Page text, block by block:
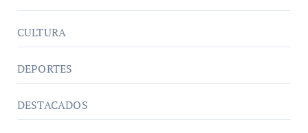
CULTURA
DEPORTES
DESTACADOS